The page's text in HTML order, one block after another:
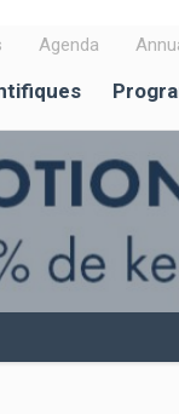
Agenda